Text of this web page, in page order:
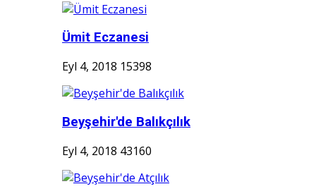
Ümit Eczanesi
Eyl 4, 2018 15398
Beyşehir'de Balıkçılık
Eyl 4, 2018 43160